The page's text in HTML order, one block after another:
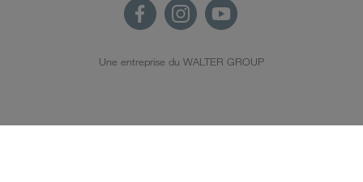
Une entreprise du WALTER GROUP